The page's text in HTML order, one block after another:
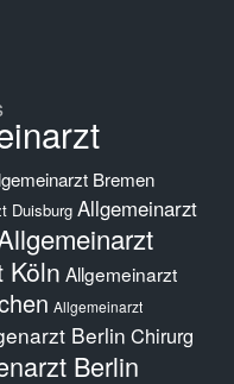
Bremen
Duisburg Allgemeinarzt
Köln Allgemeinarzt
Allgemeinarzt
Berlin Chirurg
Berlin